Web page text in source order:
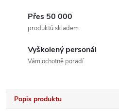
Přes 50 000
produktů skladem
Vyškolený personál
Vám ochotně poradí
Popis produktu